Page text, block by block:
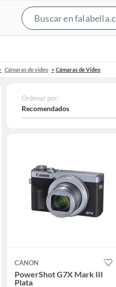
Cámaras de video Cámaras de Video
Ordenar por:
Recomendados
CANON
PowerShot G7X Mark III
Plata